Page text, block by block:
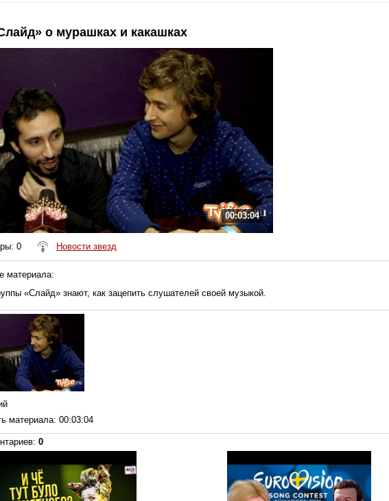
о мурашках и какашках
00:03:04
: 0 Новости звезд
материала:
«Слайд» знают, как зацепить слушателей своей музыкой.
материала: 00:03:04
: 0